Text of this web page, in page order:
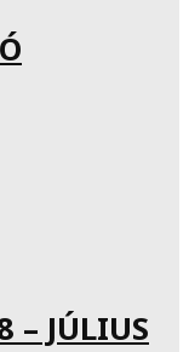
– JÚLIUS